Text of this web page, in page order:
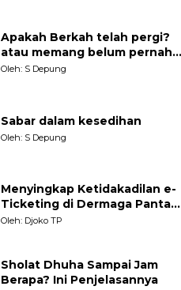
Apakah Berkah telah pergi?
atau memang belum pernah
datang?
Oleh: S Depung
Sabar dalam kesedihan
Oleh: S Depung
Menyingkap Ketidakadilan e-
Ticketing di Dermaga Pantai
Kartini Jepara, terhadap
Oleh: Djoko TP
Sholat Dhuha Sampai Jam
Berapa? Ini Penjelasannya